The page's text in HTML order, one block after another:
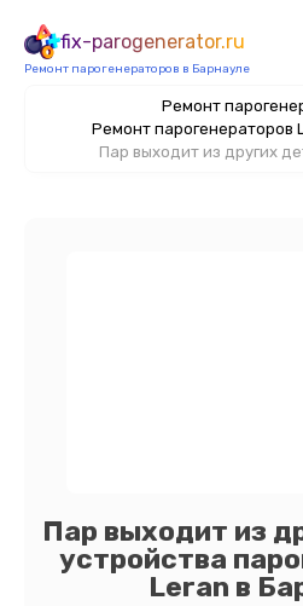
fix-parogenerator.ru
Ремонт парогенераторов в Барнауле
Ремонт
Ремонт парогенераторов
Пар выходит из других
Пар выходит из
устройства
Leran в